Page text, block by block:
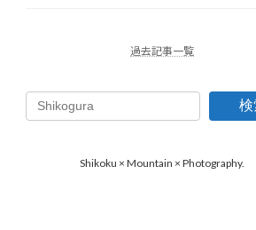
過去記事一覧
検
Shikoku × Mountain × Photography.